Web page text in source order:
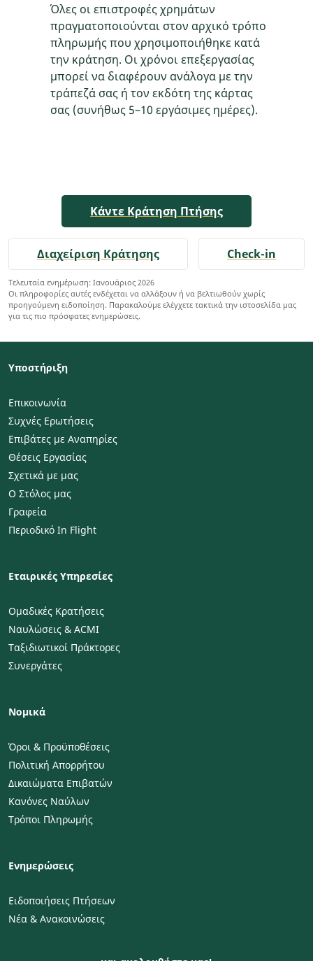
Όλες οι επιστροφές χρημάτων
πραγματοποιούνται στον αρχικό τρόπο
πληρωμής που χρησιμοποιήθηκε κατά
την κράτηση. Οι χρόνοι επεξεργασίας
μπορεί να διαφέρουν ανάλογα με την
τράπεζά σας ή τον εκδότη της κάρτας
σας (συνήθως 5–10 εργάσιμες ημέρες).
Κάντε Κράτηση Πτήσης
Διαχείριση Κράτησης Check-in
Τελευταία ενημέρωση: Ιανουάριος 2026
Οι πληροφορίες αυτές ενδέχεται να αλλάξουν ή να βελτιωθούν χωρίς
προηγούμενη ειδοποίηση. Παρακαλούμε ελέγχετε τακτικά την ιστοσελίδα μας
για τις πιο πρόσφατες ενημερώσεις.
Υποστήριξη
Επικοινωνία
Συχνές Ερωτήσεις
Επιβάτες με Αναπηρίες
Θέσεις Εργασίας
Σχετικά με μας
Ο Στόλος μας
Γραφεία
Περιοδικό In Flight
Εταιρικές Υπηρεσίες
Ομαδικές Κρατήσεις
Ναυλώσεις & ACMI
Ταξιδιωτικοί Πράκτορες
Συνεργάτες
Νομικά
Όροι & Προϋποθέσεις
Πολιτική Απορρήτου
Δικαιώματα Επιβατών
Κανόνες Ναύλων
Τρόποι Πληρωμής
Ενημερώσεις
Ειδοποιήσεις Πτήσεων
Νέα & Ανακοινώσεις